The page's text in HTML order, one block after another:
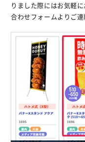
りました際にはお気軽
合わせフォームよりご連